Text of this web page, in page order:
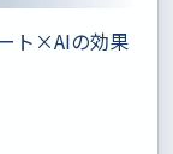
ト×AIの効果